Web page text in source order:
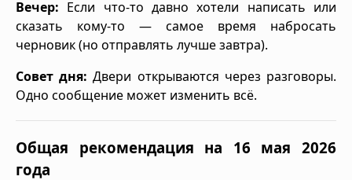
Вечер: Если что-то давно хотели написать или
сказать кому-то — самое время набросать
черновик (но отправлять лучше завтра).
Совет дня: Двери открываются через разговоры.
Одно сообщение может изменить всё.
Общая рекомендация на 16 мая 2026
года